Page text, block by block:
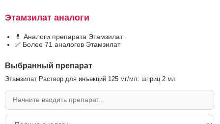
Этамзилат аналоги
💊 Аналоги препарата Этамзилат
✅ Более 71 аналогов Этамзилат
Выбранный препарат
Этамзилат Раствор для инъекций 125 мг/мл: шприц 2 мл